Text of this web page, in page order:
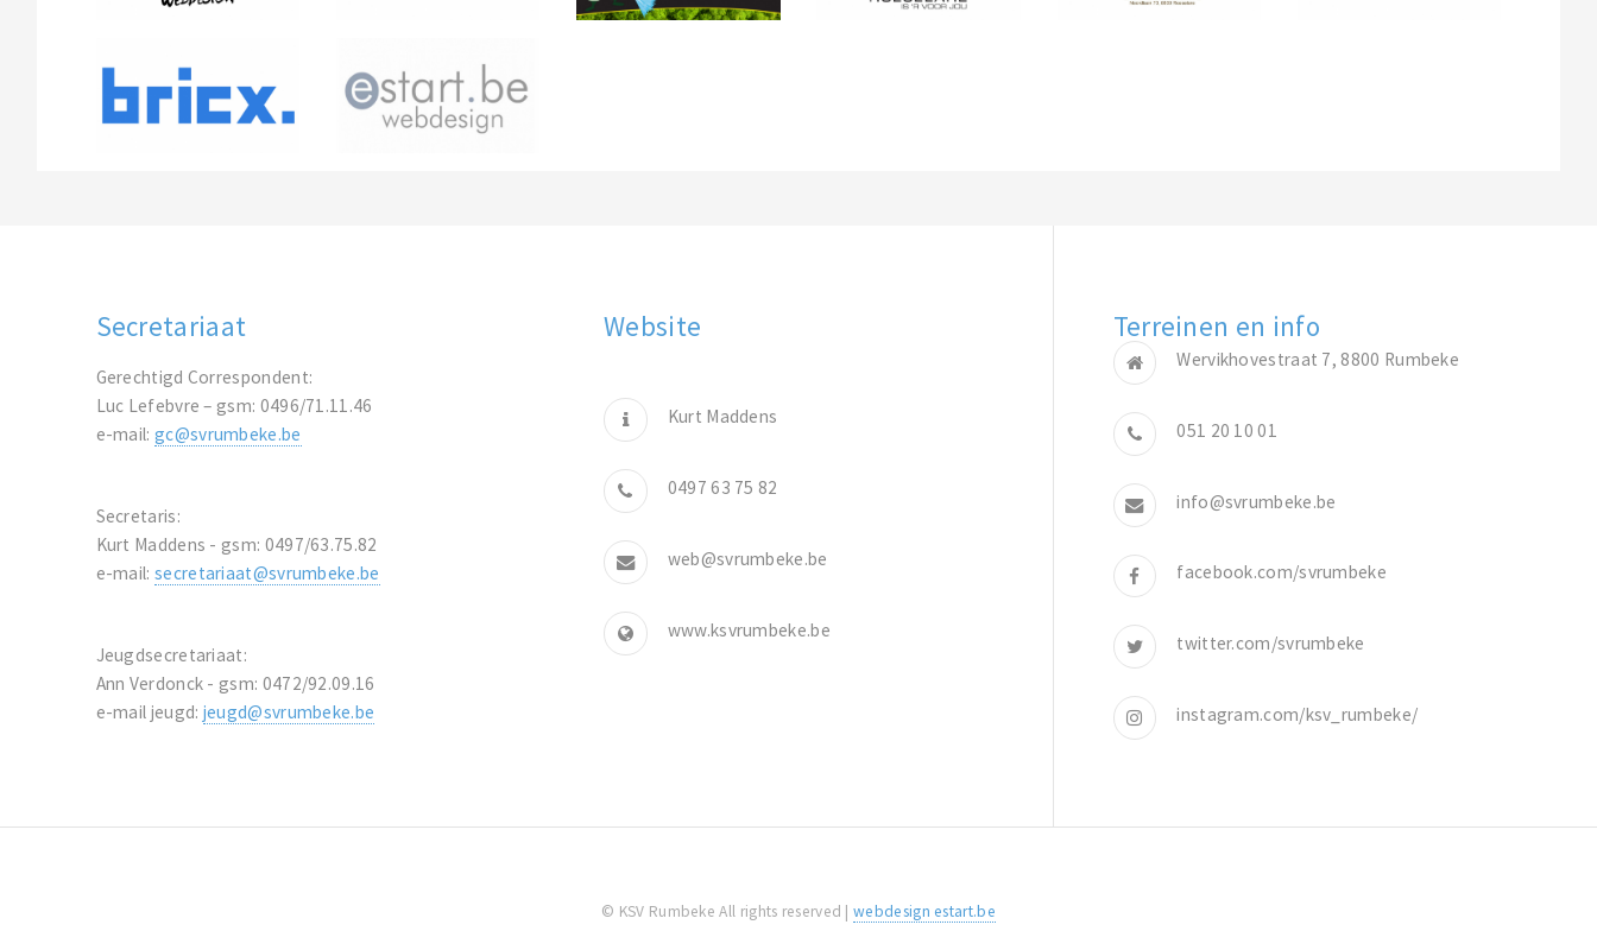
Secretariaat
Gerechtigd Correspondent:
Luc Lefebvre – gsm: 0496/71.11.46
e-mail: gc@svrumbeke.be
Secretaris:
Kurt Maddens - gsm: 0497/63.75.82
e-mail: secretariaat@svrumbeke.be
Jeugdsecretariaat:
Ann Verdonck - gsm: 0472/92.09.16
e-mail jeugd: jeugd@svrumbeke.be
Website
Kurt Maddens
0497 63 75 82
web@svrumbeke.be
www.ksvrumbeke.be
Terreinen en info
Wervikhovestraat 7, 8800 Rumbeke
051 20 10 01
info@svrumbeke.be
facebook.com/svrumbeke
twitter.com/svrumbeke
instagram.com/ksv_rumbeke/
© KSV Rumbeke All rights reserved |webdesign estart.be